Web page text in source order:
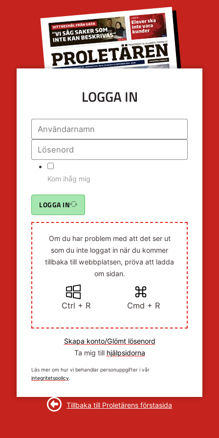
LOGGA IN
Kom ihåg mig
LOGGA IN
Om du har problem med att det ser ut
som du inte loggat in när du kommer
tillbaka till webbplatsen, pröva att ladda
om sidan.
Ctrl + R Cmd + R
Skapa konto/Glömt lösenord
Ta mig till hjälpsidorna
Läs mer om hur vi behandlar personuppgifter i vår
integritetspolicy.
Tillbaka till Proletärens förstasida